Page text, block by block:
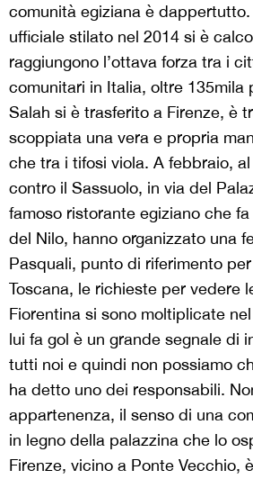
comunità egiziana è
ufficiale stilato nel 2014 si è
raggiungono l’ottava forza tra i
comunitari in Italia, oltre 135mila
Salah si è trasferito a Firenze, è
scoppiata una vera e propria
che tra i tifosi viola. A febbraio,
contro il Sassuolo, in via del
famoso ristorante egiziano che
del Nilo, hanno organizzato una
Pasquali, punto di riferimento
Toscana, le richieste per vedere
Fiorentina si sono moltiplicate
lui fa gol è un grande segnale di
tutti noi e quindi non possiamo
ha detto uno dei responsabili.
appartenenza, il senso di una
in legno della palazzina che lo
Firenze, vicino a Ponte Vecchio,